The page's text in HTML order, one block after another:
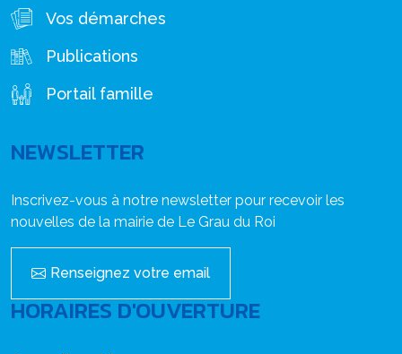
Vos démarches
Publications
Portail famille
NEWSLETTER
Inscrivez-vous à notre newsletter pour recevoir les
nouvelles de la mairie de Le Grau du Roi
Renseignez votre email
HORAIRES D'OUVERTURE